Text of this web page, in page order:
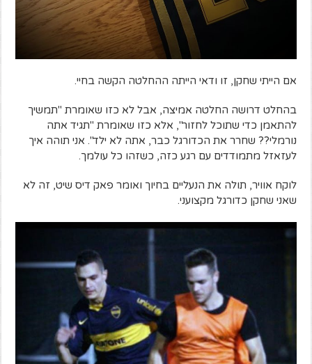
אם הייתי שחקן, זו ודאי הייתה ההחלטה הקשה בחיי.
בהחלט דרושה החלטה אמיצה, אבל לא כזו שאומרת "תמשיך
להתאמן כדי שתוכל לחזור", אלא כזו שאומרת "תגיד אתה
נורמלי?? שחרר את הכדורגל כבר, אתה לא ילד". אני תוהה איך
לעזאזל מתמודדים עם רגע כזה, כשזהו כל עולמך.
לוקח אוויר, תולה את הנעליים בחיוך ואומר פאק דיס שיט, זה לא
שאני שחקן כדורגל מקצועני.